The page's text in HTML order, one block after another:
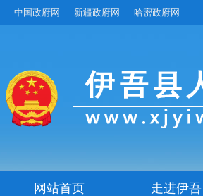
中国政府网 新疆政府网 哈密政府网
网站首页 走进伊吾